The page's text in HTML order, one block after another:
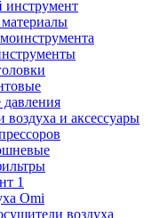
и аксессуары
1
Omi
воздуха